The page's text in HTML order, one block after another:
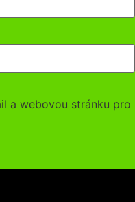
a webovou stránku pro